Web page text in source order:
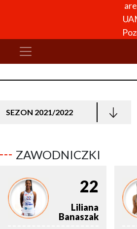
SEZON 2021/2022
ZAWODNICZKI
22
Liliana
Banaszak